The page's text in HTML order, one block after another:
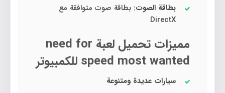
بطاقة الصوت: بطاقة صوت متوافقة مع
DirectX
مميزات تحميل لعبة need for
speed most wanted للكمبيوتر
سيارات عديدة ومتنوعة